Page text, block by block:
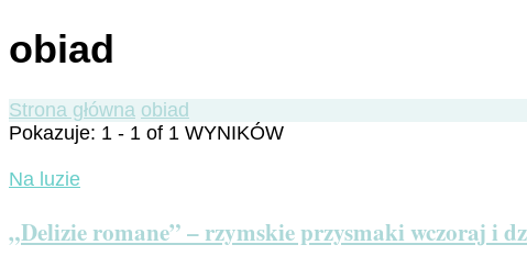
obiad
Strona główna obiad
Pokazuje: 1 - 1 of 1 WYNIKÓW
Na luzie
„Delizie romane” – rzymskie przysmaki wczoraj i